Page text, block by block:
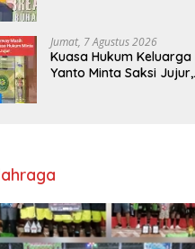
Jumat, 7 Agustus 2026
Kuasa Hukum Keluarga
Yanto Minta Saksi Jujur,